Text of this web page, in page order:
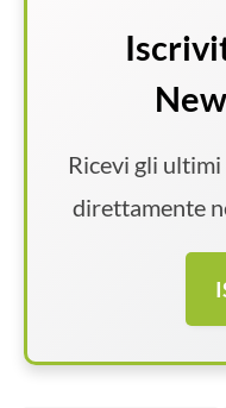
Ricevi gli
direttamente